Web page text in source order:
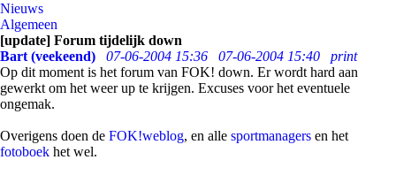
Nieuws
Algemeen
[update] Forum tijdelijk down
Bart (veekeend)
07-06-2004 15:36 07-06-2004 15:40
print
Op dit moment is het forum van FOK! down. Er wordt hard aan
gewerkt om het weer up te krijgen. Excuses voor het eventuele
ongemak.
Overigens doen de FOK!weblog, en alle sportmanagers en het
fotoboek het wel.